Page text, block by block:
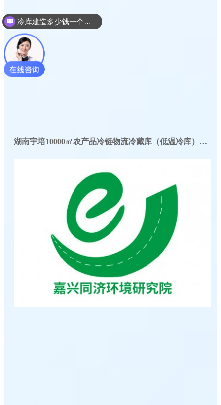
湖南宇培10000㎡农产品冷链物流冷藏库（低温冷库）工程案例
冷库建造设计方案